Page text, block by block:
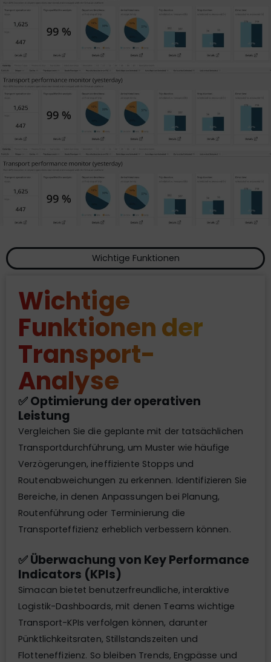
Wichtige Funktionen
Wichtige
Funktionen der
Transport-
Analyse
✅ Optimierung der operativen
Leistung
Vergleichen Sie die geplante mit der tatsächlichen
Transportdurchführung, um Muster wie häufige
Verzögerungen, ineffiziente Stopps und
Routenabweichungen zu erkennen. Identifizieren Sie
Bereiche, in denen Anpassungen bei Planung,
Routenführung oder Terminierung die
Transporteffizienz erheblich verbessern können.
✅ Überwachung von Key Performance
Indicators (KPIs)
Simacan bietet benutzerfreundliche, interaktive
Logistik-Dashboards, mit denen Teams wichtige
Transport-KPIs verfolgen können, darunter
Pünktlichkeitsraten, Stillstandszeiten und
Flotteneffizienz. So bleiben Trends, Engpässe und